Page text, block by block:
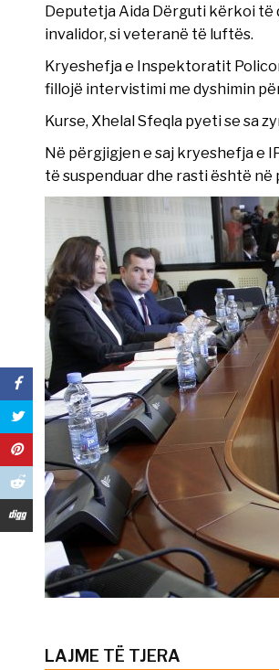
Deputetja Aida Dërguti kërkoi të
invalidor, si veteranë të luftës.
Kryeshefja e Inspektoratit
fillojë intervistimi me dyshimin
Kurse, Xhelal Sfeqla pyeti se sa
Në përgjigjen e saj kryeshefja e
të suspenduar dhe rasti është
LAJME TË TJERA